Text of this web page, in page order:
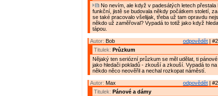
No nevím, ale když v padesátých letech přestala
funkční, jistě se budovala někdy počátkem století,
se také pracovalo všelijak, třeba už tam opravdu
někdo už zaměřoval? Vypadá to totiž jako když
tápou.
odpovědět |
Autor: Bob
Titulek: Průzkum
Nějaký ten seriózní průzkum se měl udělat, ti
jako hledači pokladů - zkouší a zkouší. Vypadá to
někdo něco neověřil a nechal rozkopat náměstí.
odpovědět |
Autor: Max
Titulek: Pánové a dámy